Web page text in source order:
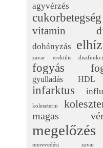
agyvérzés
cukorbetegség
vitamin
dohányzás
zavar
erektilis
fogyás
gyulladás HDL
infarktus
koleszterin
magas
megelőzés
merevedési zavar